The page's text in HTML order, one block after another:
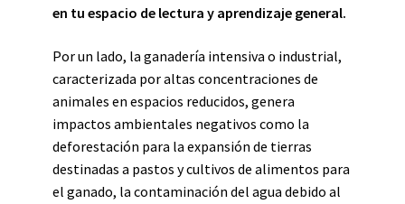
en tu espacio de lectura y aprendizaje general.
Por un lado, la ganadería intensiva o industrial,
caracterizada por altas concentraciones de
animales en espacios reducidos, genera
impactos ambientales negativos como la
deforestación para la expansión de tierras
destinadas a pastos y cultivos de alimentos para
el ganado, la contaminación del agua debido al